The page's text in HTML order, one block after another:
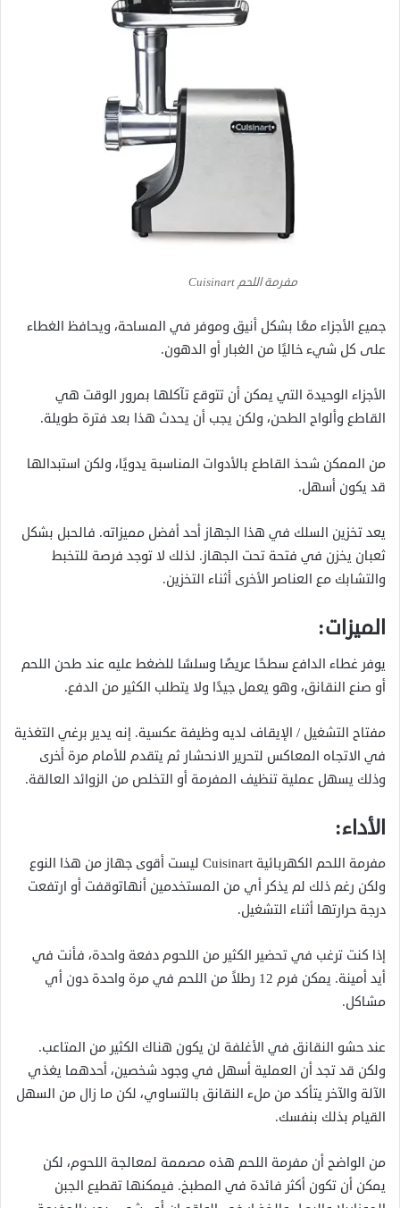
مفرمة اللحم Cuisinart
جميع الأجزاء معًا بشكل أنيق وموفر في المساحة، ويحافظ الغطاء
على كل شيء خاليًا من الغبار أو الدهون.
الأجزاء الوحيدة التي يمكن أن تتوقع تآكلها بمرور الوقت هي
القاطع وألواح الطحن، ولكن يجب أن يحدث هذا بعد فترة طويلة.
من الممكن شحذ القاطع بالأدوات المناسبة يدويًا، ولكن استبدالها
قد يكون أسهل.
يعد تخزين السلك في هذا الجهاز أحد أفضل مميزاته. فالحبل بشكل
ثعبان يخزن في فتحة تحت الجهاز. لذلك لا توجد فرصة للتخبط
والتشابك مع العناصر الأخرى أثناء التخزين.
الميزات:
يوفر غطاء الدافع سطحًا عريضًا وسلسًا للضغط عليه عند طحن اللحم
أو صنع النقانق، وهو يعمل جيدًا ولا يتطلب الكثير من الدفع.
مفتاح التشغيل / الإيقاف لديه وظيفة عكسية. إنه يدير برغي التغذية
في الاتجاه المعاكس لتحرير الانحشار ثم يتقدم للأمام مرة أخرى
وذلك يسهل عملية تنظيف المفرمة أو التخلص من الزوائد العالقة.
الأداء:
مفرمة اللحم الكهربائية Cuisinart ليست أقوى جهاز من هذا النوع
ولكن رغم ذلك لم يذكر أي من المستخدمين أنهاتوقفت أو ارتفعت
درجة حرارتها أثناء التشغيل.
إذا كنت ترغب في تحضير الكثير من اللحوم دفعة واحدة، فأنت في
أيد أمينة. يمكن فرم 12 رطلاً من اللحم في مرة واحدة دون أي
مشاكل.
عند حشو النقانق في الأغلفة لن يكون هناك الكثير من المتاعب.
ولكن قد تجد أن العملية أسهل في وجود شخصين، أحدهما يغذي
الآلة والآخر يتأكد من ملء النقانق بالتساوي، لكن ما زال من السهل
القيام بذلك بنفسك.
من الواضح أن مفرمة اللحم هذه مصممة لمعالجة اللحوم، لكن
يمكن أن تكون أكثر فائدة في المطبخ. فيمكنها تقطيع الجبن